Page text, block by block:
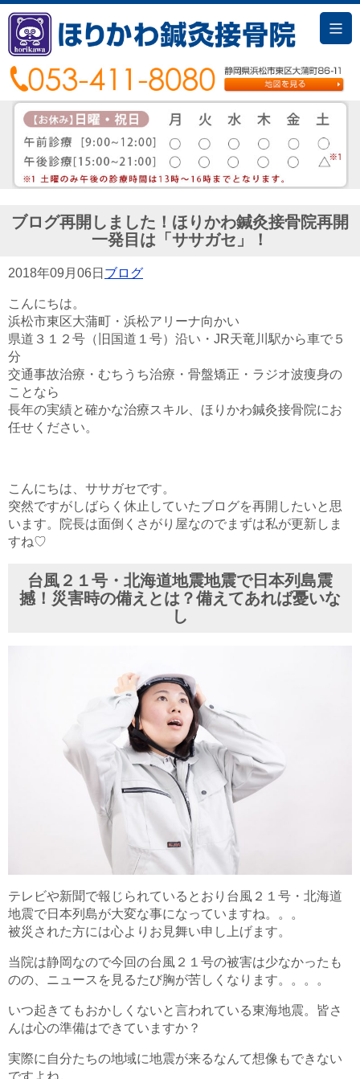
ブログ再開しました！ほりかわ鍼灸接骨院再開
一発目は「ササガセ」！
2018年09月06日 ブログ
こんにちは。
浜松市東区大蒲町・浜松アリーナ向かい
県道３１２号（旧国道１号）沿い・JR天竜川駅から車で５
分
交通事故治療・むちうち治療・骨盤矯正・ラジオ波痩身の
ことなら
長年の実績と確かな治療スキル、ほりかわ鍼灸接骨院にお
任せください。
こんにちは、ササガセです。
突然ですがしばらく休止していたブログを再開したいと思
います。院長は面倒くさがり屋なのでまずは私が更新しま
すね♡
台風２１号・北海道地震地震で日本列島震
撼！災害時の備えとは？備えてあれば憂いな
し
テレビや新聞で報じられているとおり台風２１号・北海道
地震で日本列島が大変な事になっていますね。。。
被災された方には心よりお見舞い申し上げます。
当院は静岡なので今回の台風２１号の被害は少なかったも
のの、ニュースを見るたび胸が苦しくなります。。。。
いつ起きてもおかしくないと言われている東海地震。皆さ
んは心の準備はできていますか？
実際に自分たちの地域に地震が来るなんて想像もできない